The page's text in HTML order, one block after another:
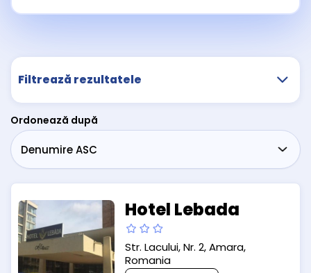
Filtrează rezultatele
Ordonează după
Hotel Lebada
Str. Lacului, Nr. 2, Amara,
Romania